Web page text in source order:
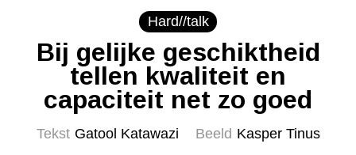
Hard//talk
Bij gelijke geschiktheid
tellen kwaliteit en
capaciteit net zo goed
Tekst Gatool Katawazi Beeld Kasper Tinus